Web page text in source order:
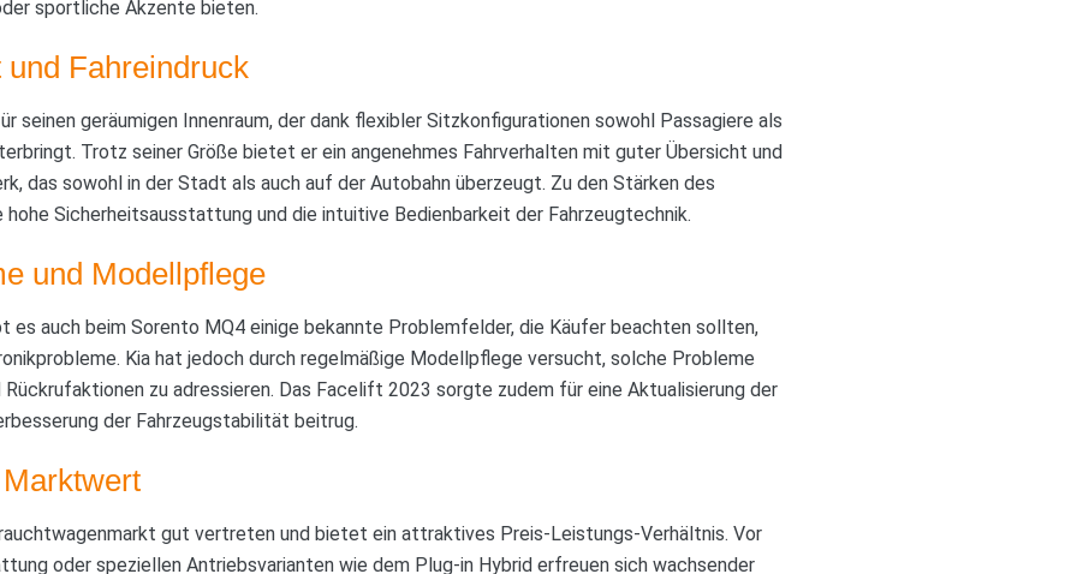
sportliche Akzente bieten.
Fahreindruck
seinen geräumigen Innenraum, der dank flexibler Sitzkonfigurationen sowohl Passagiere als
Trotz seiner Größe bietet er ein angenehmes Fahrverhalten mit guter Übersicht und
das sowohl in der Stadt als auch auf der Autobahn überzeugt. Zu den Stärken des
Sicherheitsausstattung und die intuitive Bedienbarkeit der Fahrzeugtechnik.
und Modellpflege
es auch beim Sorento MQ4 einige bekannte Problemfelder, die Käufer beachten sollten,
Kia hat jedoch durch regelmäßige Modellpflege versucht, solche Probleme
zu adressieren. Das Facelift 2023 sorgte zudem für eine Aktualisierung der
der Fahrzeugstabilität beitrug.
gut vertreten und bietet ein attraktives Preis-Leistungs-Verhältnis. Vor
oder speziellen Antriebsvarianten wie dem Plug-in Hybrid erfreuen sich wachsender